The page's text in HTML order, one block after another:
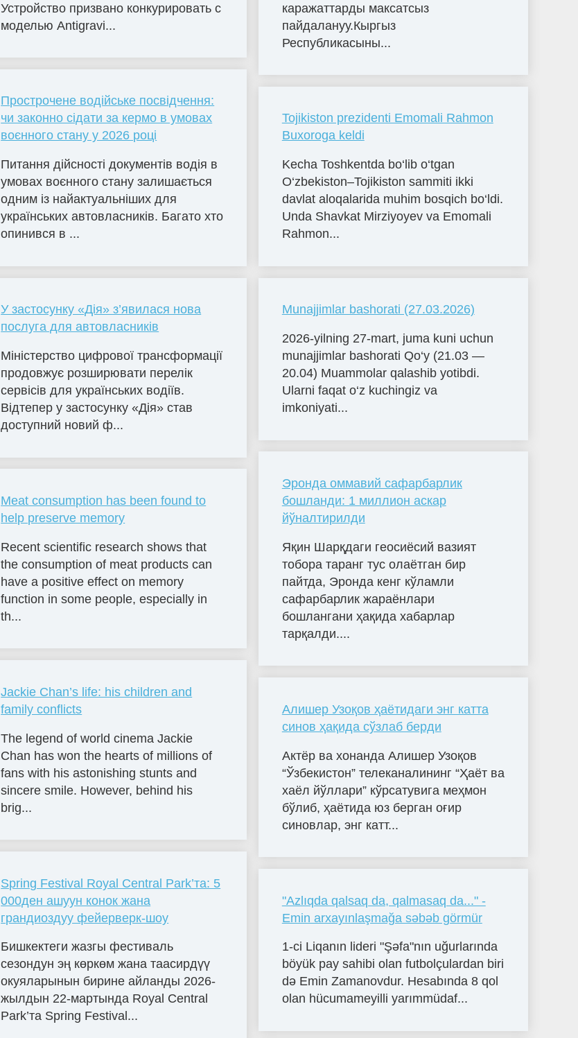
Устройство призвано конкурировать с
моделью Antigravi...
Прострочене водійське посвідчення:
чи законно сідати за кермо в умовах
воєнного стану у 2026 році
Питання дійсності документів водія в
умовах воєнного стану залишається
одним із найактуальніших для
українських автовласників. Багато хто
опинився в ...
У застосунку «Дія» з’явилася нова
послуга для автовласників
Міністерство цифрової трансформації
продовжує розширювати перелік
сервісів для українських водіїв.
Відтепер у застосунку «Дія» став
доступний новий ф...
Meat consumption has been found to
help preserve memory
Recent scientific research shows that
the consumption of meat products can
have a positive effect on memory
function in some people, especially in
th...
Jackie Chan’s life: his children and
family conflicts
The legend of world cinema Jackie
Chan has won the hearts of millions of
fans with his astonishing stunts and
sincere smile. However, behind his
brig...
Spring Festival Royal Central Park’та: 5
000ден ашуун конок жана
грандиоздуу фейерверк-шоу
Бишкектеги жазгы фестиваль
сезондун эң көркөм жана таасирдүү
окуяларынын бирине айланды 2026-
жылдын 22-мартында Royal Central
Park’та Spring Festival...
каражаттарды максатсыз
пайдалануу.Кыргыз
Республикасыны...
Tojikiston prezidenti Emomali Rahmon
Buxoroga keldi
Kecha Toshkentda bo‘lib o‘tgan
O‘zbekiston–Tojikiston sammiti ikki
davlat aloqalarida muhim bosqich bo‘ldi.
Unda Shavkat Mirziyoyev va Emomali
Rahmon...
Munajjimlar bashorati (27.03.2026)
2026-yilning 27-mart, juma kuni uchun
munajjimlar bashorati Qo‘y (21.03 —
20.04) Muammolar qalashib yotibdi.
Ularni faqat o‘z kuchingiz va
imkoniyati...
Эронда оммавий сафарбарлик
бошланди: 1 миллион аскар
йўналтирилди
Яқин Шарқдаги геосиёсий вазият
тобора таранг тус олаётган бир
пайтда, Эронда кенг кўламли
сафарбарлик жараёнлари
бошлангани ҳақида хабарлар
тарқалди....
Алишер Узоқов ҳаётидаги энг катта
синов ҳақида сўзлаб берди
Актёр ва хонанда Алишер Узоқов
“Ўзбекистон” телеканалининг “Ҳаёт ва
хаёл йўллари” кўрсатувига меҳмон
бўлиб, ҳаётида юз берган оғир
синовлар, энг катт...
"Azlıqda qalsaq da, qalmasaq da..." -
Emin arxayınlaşmağa səbəb görmür
1-ci Liqanın lideri "Şəfa"nın uğurlarında
böyük pay sahibi olan futbolçulardan biri
də Emin Zamanovdur. Hesabında 8 qol
olan hücumameyilli yarımmüdaf...